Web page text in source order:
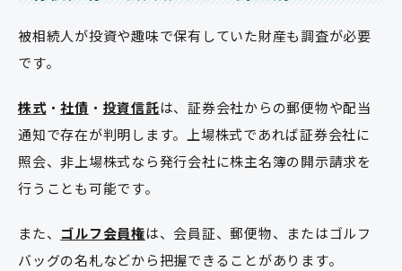
被相続人が投資や趣味で保有していた財産も調査が必要
です。
株式・社債 ・ 投資信託は、証券会社からの郵便物や配当
通知で存在が判明します。上場株式であれば証券会社に
照会、非上場株式なら発行会社に株主名簿の開示請求を
行うことも可能です。
また、 ゴルフ会員権は、会員証、郵便物、またはゴルフ
バッグの名札などから把握できることがあります。